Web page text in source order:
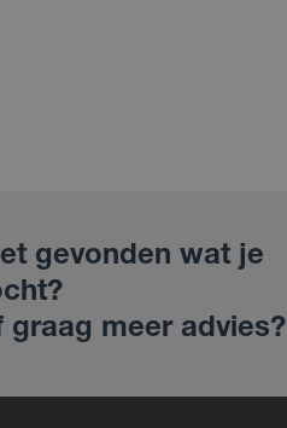
gevonden wat je
graag meer advies?